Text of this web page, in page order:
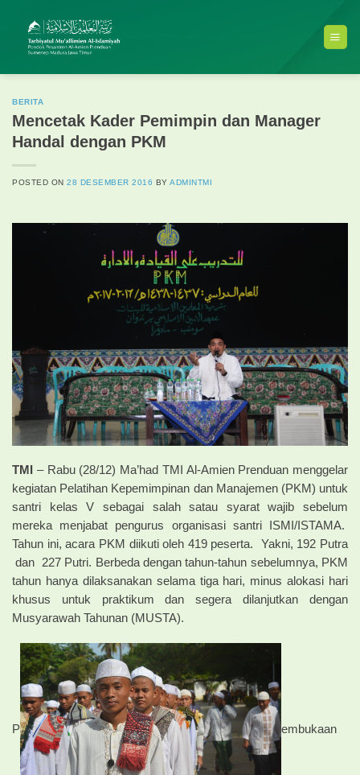
content
BERITA
Mencetak Kader Pemimpin dan Manager
Handal dengan PKM
POSTED ON28 DESEMBER 2016 BYADMINTMI
TMI
– Rabu (28/12) Ma’had TMI Al-Amien Prenduan menggelar
kegiatan Pelatihan Kepemimpinan dan Manajemen (PKM) untuk
santri kelas V sebagai salah satau syarat wajib sebelum
mereka menjabat pengurus organisasi santri ISMI/ISTAMA.
Tahun ini, acara PKM diikuti oleh 419 peserta. Yakni, 192 Putra
dan 227 Putri. Berbeda dengan tahun-tahun sebelumnya, PKM
tahun hanya dilaksanakan selama tiga hari, minus alokasi hari
khusus untuk praktikum dan segera dilanjutkan dengan
Musyarawah Tahunan (MUSTA).
P embukaan